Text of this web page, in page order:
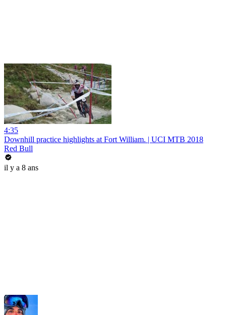
4:35
Downhill practice highlights at Fort William. | UCI MTB 2018
Red Bull
il y a 8 ans